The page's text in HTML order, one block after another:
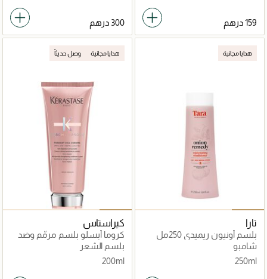
هدايا مجانية
تارا
بلسم أونيون ريميدي 250مل
شامبو
250ml
هدايا مجانية وصل حديثاً
كيراستاس
كروما أبسلو بلسم مرمّم وضد
للمساميّة
بلسم الشعر
200ml